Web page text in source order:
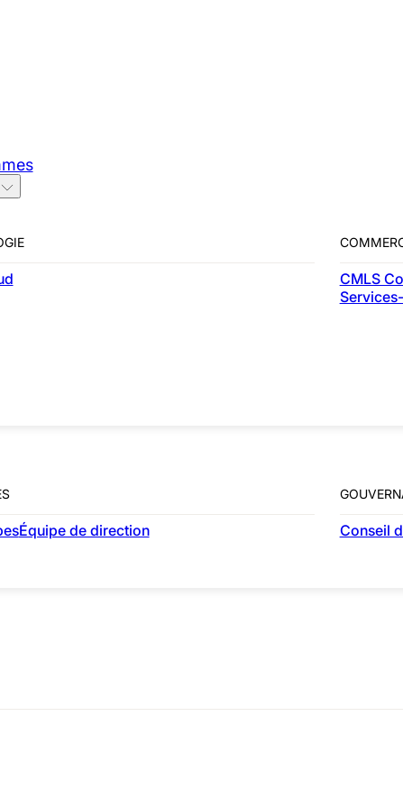
CMLS
Équipe de direction Conseil
Nesto Cloud, une filiale du Groupe Nesto. Elle
la souscription et le service des prêts hypothécaires,